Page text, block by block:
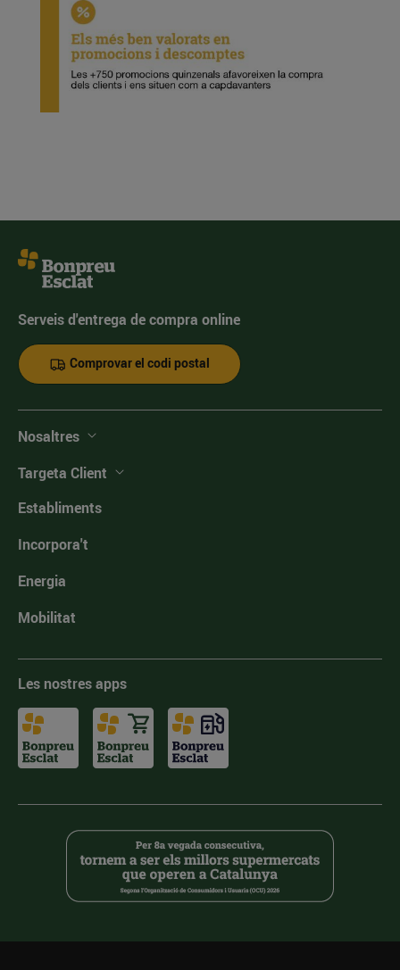
Serveis d'entrega de compra online
Comprovar el codi postal
Nosaltres
Targeta Client
Establiments
Incorpora't
Energia
Mobilitat
Les nostres apps